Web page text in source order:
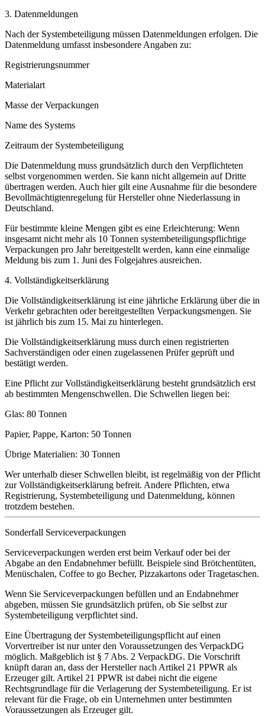
3. Datenmeldungen
Nach der Systembeteiligung müssen Datenmeldungen erfolgen. Die
Datenmeldung umfasst insbesondere Angaben zu:
Registrierungsnummer
Materialart
Masse der Verpackungen
Name des Systems
Zeitraum der Systembeteiligung
Die Datenmeldung muss grundsätzlich durch den Verpflichteten
selbst vorgenommen werden. Sie kann nicht allgemein auf Dritte
übertragen werden. Auch hier gilt eine Ausnahme für die besondere
Bevollmächtigtenregelung für Hersteller ohne Niederlassung in
Deutschland.
Für bestimmte kleine Mengen gibt es eine Erleichterung: Wenn
insgesamt nicht mehr als 10 Tonnen systembeteiligungspflichtige
Verpackungen pro Jahr bereitgestellt werden, kann eine einmalige
Meldung bis zum 1. Juni des Folgejahres ausreichen.
4. Vollständigkeitserklärung
Die Vollständigkeitserklärung ist eine jährliche Erklärung über die in
Verkehr gebrachten oder bereitgestellten Verpackungsmengen. Sie
ist jährlich bis zum 15. Mai zu hinterlegen.
Die Vollständigkeitserklärung muss durch einen registrierten
Sachverständigen oder einen zugelassenen Prüfer geprüft und
bestätigt werden.
Eine Pflicht zur Vollständigkeitserklärung besteht grundsätzlich erst
ab bestimmten Mengenschwellen. Die Schwellen liegen bei:
Glas: 80 Tonnen
Papier, Pappe, Karton: 50 Tonnen
Übrige Materialien: 30 Tonnen
Wer unterhalb dieser Schwellen bleibt, ist regelmäßig von der Pflicht
zur Vollständigkeitserklärung befreit. Andere Pflichten, etwa
Registrierung, Systembeteiligung und Datenmeldung, können
trotzdem bestehen.
Sonderfall Serviceverpackungen
Serviceverpackungen werden erst beim Verkauf oder bei der
Abgabe an den Endabnehmer befüllt. Beispiele sind Brötchentüten,
Menüschalen, Coffee to go Becher, Pizzakartons oder Tragetaschen.
Wenn Sie Serviceverpackungen befüllen und an Endabnehmer
abgeben, müssen Sie grundsätzlich prüfen, ob Sie selbst zur
Systembeteiligung verpflichtet sind.
Eine Übertragung der Systembeteiligungspflicht auf einen
Vorvertreiber ist nur unter den Voraussetzungen des VerpackDG
möglich. Maßgeblich ist § 7 Abs. 2 VerpackDG. Die Vorschrift
knüpft daran an, dass der Hersteller nach Artikel 21 PPWR als
Erzeuger gilt. Artikel 21 PPWR ist dabei nicht die eigene
Rechtsgrundlage für die Verlagerung der Systembeteiligung. Er ist
relevant für die Frage, ob ein Unternehmen unter bestimmten
Voraussetzungen als Erzeuger gilt.